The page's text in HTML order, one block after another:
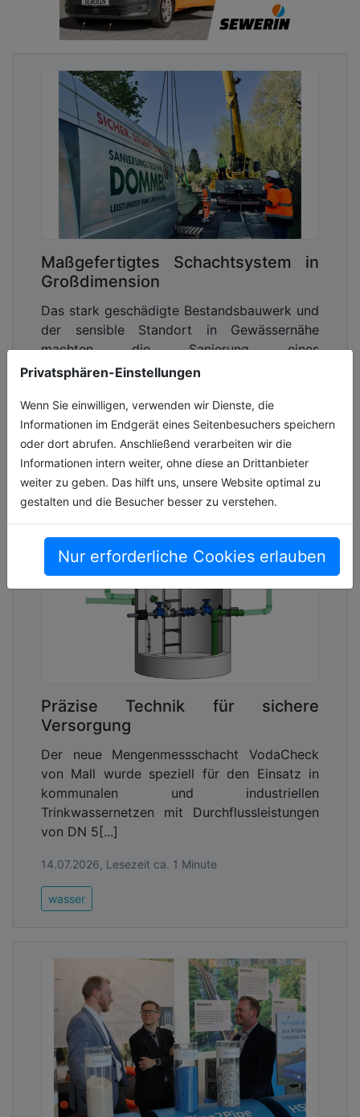
Privatsphären-Einstellungen
Wenn Sie einwilligen, verwenden wir Dienste, die
Informationen im Endgerät eines Seitenbesuchers speichern
oder dort abrufen. Anschließend verarbeiten wir die
Informationen intern weiter, ohne diese an Drittanbieter
weiter zu geben. Das hilft uns, unsere Website optimal zu
gestalten und die Besucher besser zu verstehen.
Nur erforderliche Cookies erlauben
Maßgefertigtes Schachtsystem in
Großdimension
Das stark geschädigte Bestandsbauwerk und
der sensible Standort in Gewässernähe
machten die Sanierung eines
großdimensionierten Abwasserschachts im
15.07.2026, Lesezeit ca. 5 Minuten
Präzise Technik für sichere
Versorgung
Der neue Mengenmessschacht VodaCheck
von Mall wurde speziell für den Einsatz in
kommunalen und industriellen
Trinkwassernetzen mit Durchflussleistungen
von DN 5[...]
14.07.2026, Lesezeit ca. 1 Minute
wasser